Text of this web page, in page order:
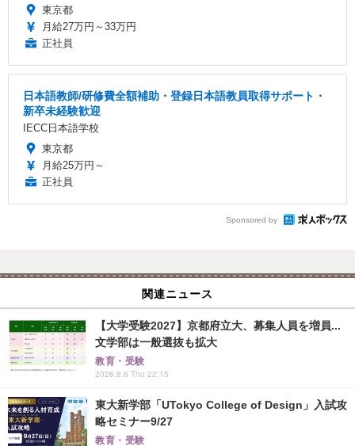
東京都
月給27万円～33万円
正社員
日本語教師/研修費全額補助・登録日本語教員取得サポート・
新卒未経験歓迎
IECC日本語学校
東京都
月給25万円～
正社員
Sponsored by
関連ニュース
【大学受験2027】京都府立大、募集人員を増員...
文学部は一般選抜も拡大
教育・受験
2026.8.6 Thu 22:15
東大新学部「UTokyo College of Design」入試攻
略セミナー9/27
教育・受験